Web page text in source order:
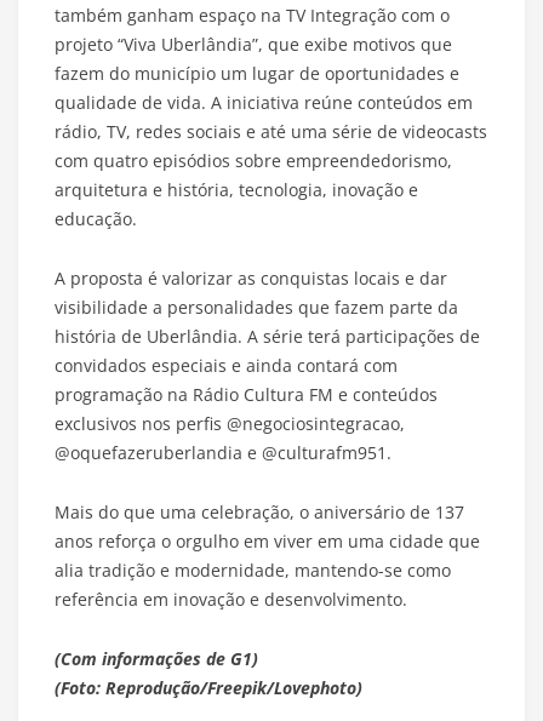
também ganham espaço na TV Integração com o
projeto “Viva Uberlândia”, que exibe motivos que
fazem do município um lugar de oportunidades e
qualidade de vida. A iniciativa reúne conteúdos em
rádio, TV, redes sociais e até uma série de videocasts
com quatro episódios sobre empreendedorismo,
arquitetura e história, tecnologia, inovação e
educação.
A proposta é valorizar as conquistas locais e dar
visibilidade a personalidades que fazem parte da
história de Uberlândia. A série terá participações de
convidados especiais e ainda contará com
programação na Rádio Cultura FM e conteúdos
exclusivos nos perfis @negociosintegracao,
@oquefazeruberlandia e @culturafm951.
Mais do que uma celebração, o aniversário de 137
anos reforça o orgulho em viver em uma cidade que
alia tradição e modernidade, mantendo-se como
referência em inovação e desenvolvimento.
(Com informações de G1)
(Foto: Reprodução/Freepik/Lovephoto)